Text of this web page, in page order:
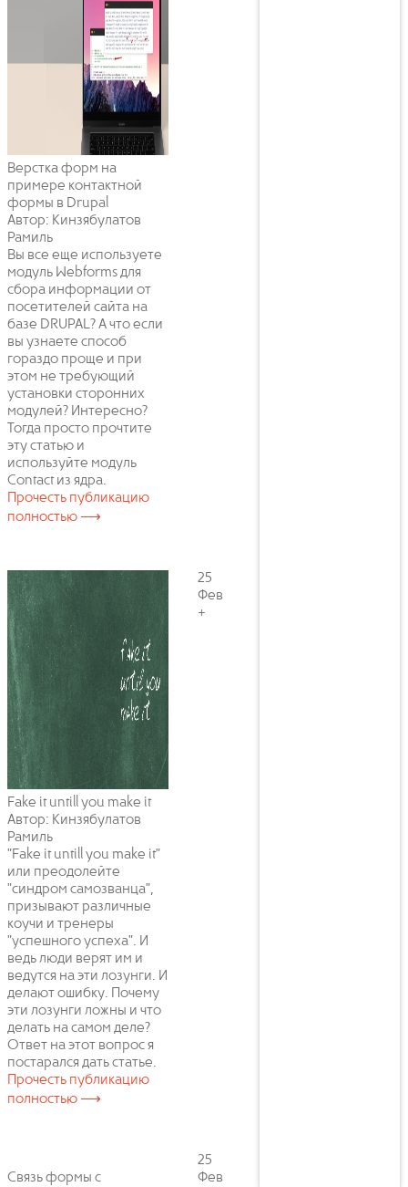
Верстка форм на
примере контактной
формы в Drupal
Автор: Кинзябулатов
Рамиль
Вы все еще используете
модуль Webforms для
сбора информации от
посетителей сайта на
базе DRUPAL? А что если
вы узнаете способ
гораздо проще и при
этом не требующий
установки сторонних
модулей? Интересно?
Тогда просто прочтите
эту статью и
используйте модуль
Contact из ядра.
Прочесть публикацию
полностью ⟶
Fake it untill you make it
Автор: Кинзябулатов
Рамиль
"Fake it untill you make it"
или преодолейте
"синдром самозванца",
призывают различные
коучи и тренеры
"успешного успеха". И
ведь люди верят им и
ведутся на эти лозунги. И
делают ошибку. Почему
эти лозунги ложны и что
делать на самом деле?
Ответ на этот вопрос я
постарался дать статье.
Прочесть публикацию
полностью ⟶
25
Фев
+
Связь формы с
25
Фев